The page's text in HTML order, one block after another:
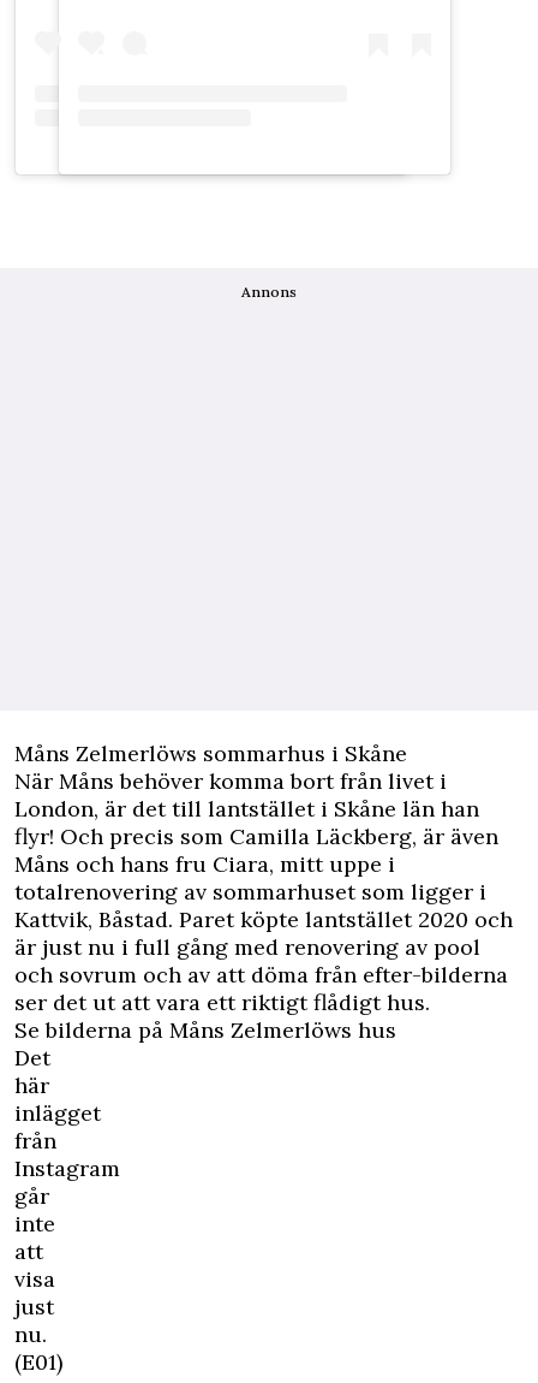
Annons
Måns Zelmerlöws sommarhus i Skåne
När Måns behöver komma bort från livet i
London, är det till lantstället i Skåne län han
flyr! Och precis som Camilla Läckberg, är även
Måns och hans fru Ciara, mitt uppe i
totalrenovering av sommarhuset som ligger i
Kattvik, Båstad. Paret köpte lantstället 2020 och
är just nu i full gång med renovering av pool
och sovrum och av att döma från efter-bilderna
ser det ut att vara ett riktigt flådigt hus.
Se bilderna på Måns Zelmerlöws hus
Det
här
inlägget
från
Instagram
går
inte
att
visa
just
nu.
(E01)